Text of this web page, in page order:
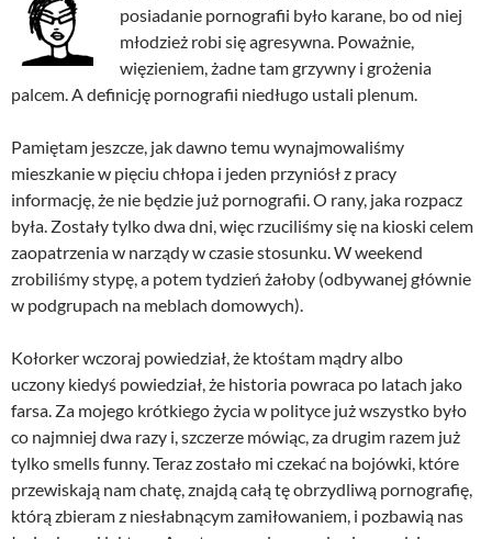
posiadanie pornografii było karane, bo od niej
młodzież robi się agresywna. Poważnie,
więzieniem, żadne tam grzywny i grożenia
palcem. A definicję pornografii niedługo ustali plenum.
Pamiętam jeszcze, jak dawno temu wynajmowaliśmy
mieszkanie w pięciu chłopa i jeden przyniósł z pracy
informację, że nie będzie już pornografii. O rany, jaka rozpacz
była. Zostały tylko dwa dni, więc rzuciliśmy się na kioski celem
zaopatrzenia w narządy w czasie stosunku. W weekend
zrobiliśmy stypę, a potem tydzień żałoby (odbywanej głównie
w podgrupach na meblach domowych).
Kołorker wczoraj powiedział, że ktośtam mądry albo
uczony kiedyś powiedział, że historia powraca po latach jako
farsa. Za mojego krótkiego życia w polityce już wszystko było
co najmniej dwa razy i, szczerze mówiąc, za drugim razem już
tylko smells funny. Teraz zostało mi czekać na bojówki, które
przewiskają nam chatę, znajdą całą tę obrzydliwą pornografię,
którą zbieram z niesłabnącym zamiłowaniem, i pozbawią nas